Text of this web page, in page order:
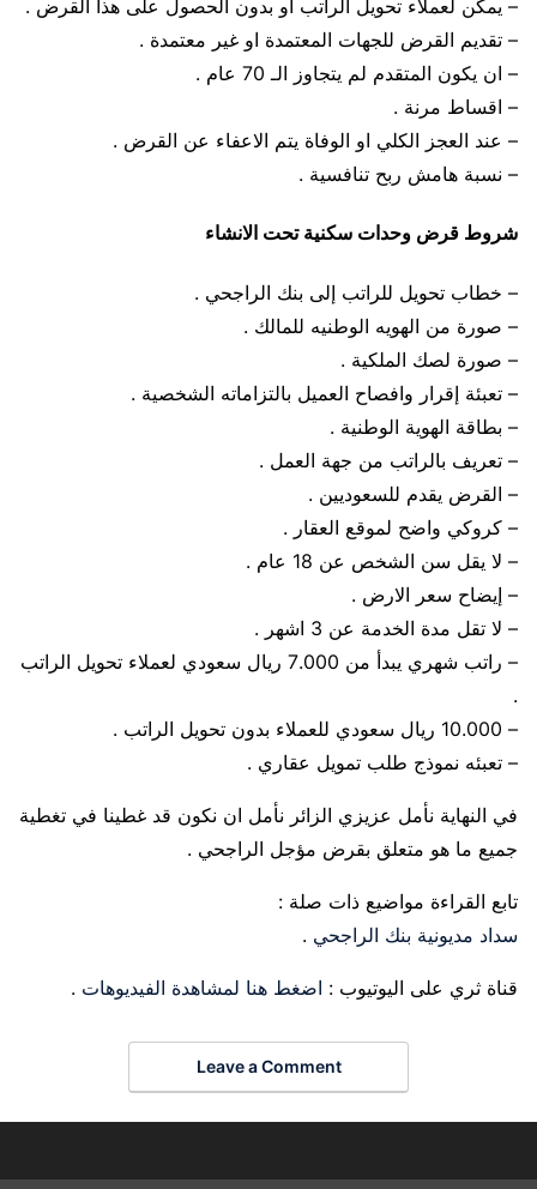
– يمكن لعملاء تحويل الراتب او بدون الحصول على هذا القرض .
– تقديم القرض للجهات المعتمدة او غير معتمدة .
– ان يكون المتقدم لم يتجاوز الـ 70 عام .
– اقساط مرنة .
– عند العجز الكلي او الوفاة يتم الاعفاء عن القرض .
– نسبة هامش ربح تنافسية .
شروط قرض وحدات سكنية تحت الانشاء
– خطاب تحويل للراتب إلى بنك الراجحي .
– صورة من الهويه الوطنيه للمالك .
– صورة لصك الملكية .
– تعبئة إقرار وافصاح العميل بالتزاماته الشخصية .
– بطاقة الهوية الوطنية .
– تعريف بالراتب من جهة العمل .
– القرض يقدم للسعوديين .
– كروكي واضح لموقع العقار .
– لا يقل سن الشخص عن 18 عام .
– إيضاح سعر الارض .
– لا تقل مدة الخدمة عن 3 اشهر .
– راتب شهري يبدأ من 7.000 ريال سعودي لعملاء تحويل الراتب
.
– 10.000 ريال سعودي للعملاء بدون تحويل الراتب .
– تعبئه نموذج طلب تمويل عقاري .
في النهاية نأمل عزيزي الزائر نأمل ان نكون قد غطينا في تغطية
جميع ما هو متعلق بقرض مؤجل الراجحي .
تابع القراءة مواضيع ذات صلة :
سداد مديونية بنك الراجحي .
قناة ثري على اليوتيوب : اضغط هنا لمشاهدة الفيديوهات .
Leave a Comment